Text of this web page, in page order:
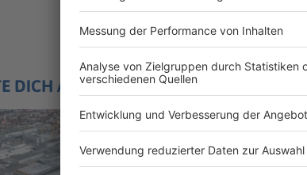
DICH AUCH INTERESSIEREN
Bayern